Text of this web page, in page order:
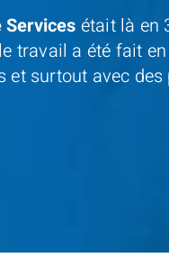
Services était là en
travail a été fait
et surtout avec des